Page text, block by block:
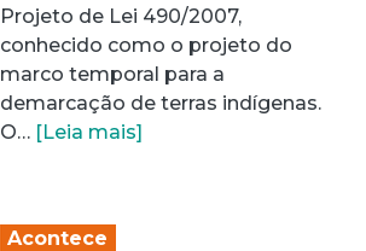
Projeto de Lei 490/2007,
conhecido como o projeto do
marco temporal para a
demarcação de terras indígenas.
O… [Leia mais]
Acontece